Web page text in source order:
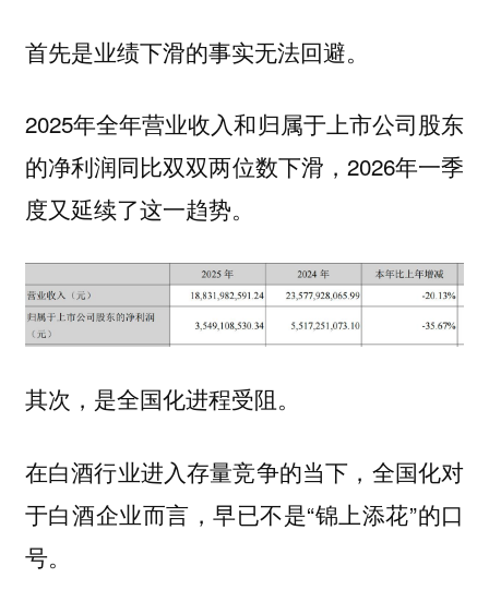
首先是业绩下滑的事实无法回避。
2025年全年营业收入和归属于上市公司股东
的净利润同比双双两位数下滑，2026年一季
度又延续了这一趋势。
其次，是全国化进程受阻。
在白酒行业进入存量竞争的当下，全国化对
于白酒企业而言，早已不是“锦上添花”的口
号。